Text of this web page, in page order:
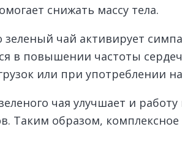
снижать массу тела.
чай активирует
в повышении частоты
или при употреблении
чая улучшает и
Таким образом, комплексное